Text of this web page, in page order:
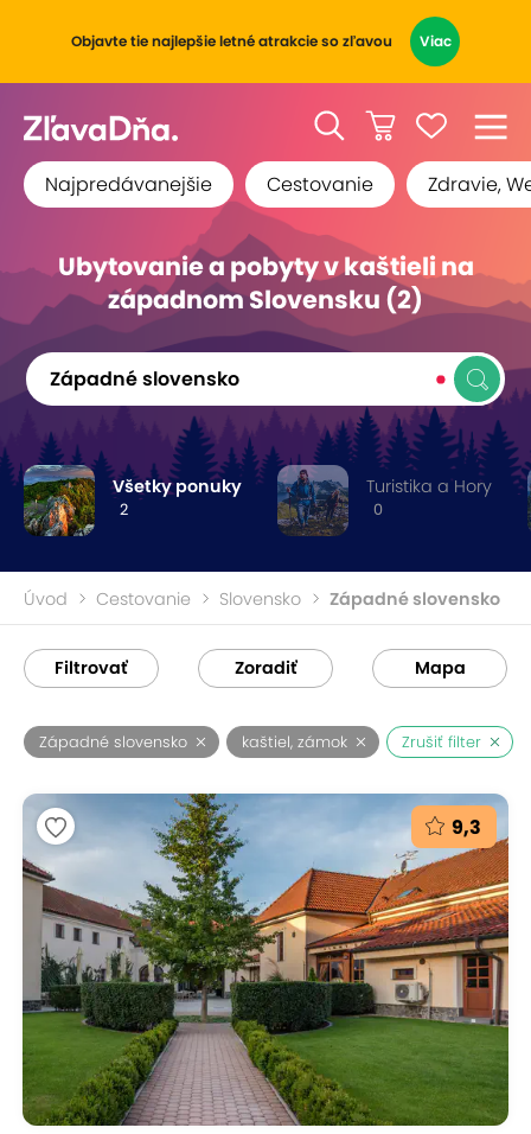
Objavte tie najlepšie letné atrakcie so zľavou Viac
Najpredávanejšie Cestovanie Zdravie,
Ubytovanie a pobyty v kaštieli na
západnom Slovensku (2)
Západné slovensko
2
Všetky ponuky
0
Turistika a Hory
Úvod Cestovanie Slovensko Západné slovensko
Filtrovať Zoradiť Mapa
Západné slovensko kaštiel, zámok Zrušiť filter
9,3